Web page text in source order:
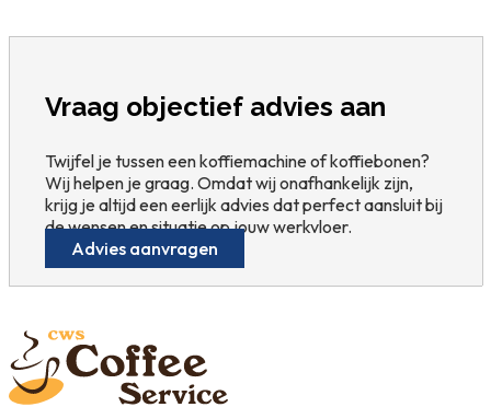
Vraag objectief advies aan
Twijfel je tussen een koffiemachine of koffiebonen?
Wij helpen je graag. Omdat wij onafhankelijk zijn,
krijg je altijd een eerlijk advies dat perfect aansluit bij
de wensen en situatie op jouw werkvloer.
Advies aanvragen